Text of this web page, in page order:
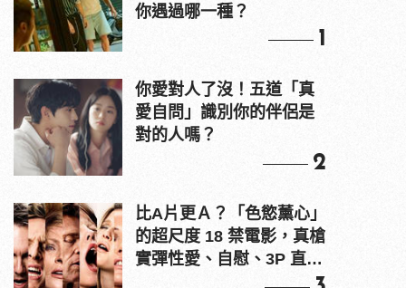
你遇過哪一種？
1
你愛對人了沒！五道「真
愛自問」識別你的伴侶是
對的人嗎？
2
比A片更Ａ？「色慾薰心」
的超尺度 18 禁電影，真槍
實彈性愛、自慰、3P 直接